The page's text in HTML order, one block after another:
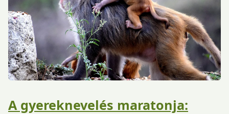
A gyereknevelés maratonja: